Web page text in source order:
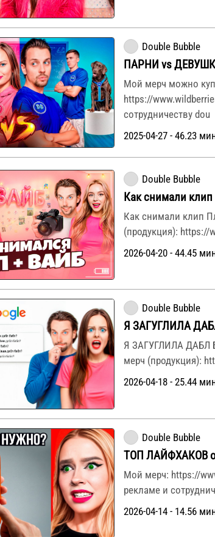
Double Bubble
ПАРНИ vs
Мой мерч можно
https://
сотрудничеству dou
2025-04-27 - 46.23
Double Bubble
Как снимали
Как снимали клип
(продукция): https://
2026-04-20 - 44.45
Double Bubble
Я ЗАГУГЛИЛА
Я ЗАГУГЛИЛА
мерч (продукция):
2026-04-18 - 25.44
Double Bubble
ТОП ЛАЙФХАКОВ о
Мой мерч: https://
рекламе и
2026-04-14 - 14.56